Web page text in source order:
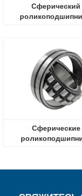
Сферический
Сферические